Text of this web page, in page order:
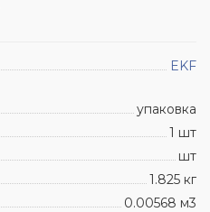
EKF
упаковка
1 шт
шт
1.825 кг
0.00568 м3